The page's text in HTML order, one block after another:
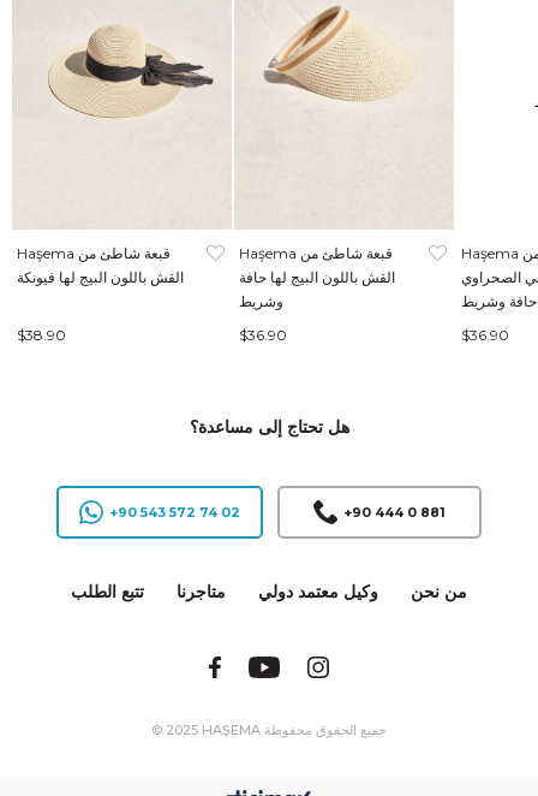
Haşema قبعة شاطئ من
القش باللون البيج لها فيونكة
$38.90
Haşema قبعة شاطئ من
القش باللون البيج لها حافة
وشريط
$36.90
Haşema قبعة شاطئ من
الصحراوي
حافة وشريط
$36.90
هل تحتاج إلى مساعدة؟
+90 543 572 74 02 +90 444 0 881
تتبع الطلب متاجرنا وكيل معتمد دولي من نحن
© 2025 HAŞEMA جميع الحقوق محفوظة